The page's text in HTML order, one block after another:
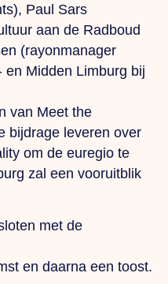
Paul Sars
aan de Radboud
(rayonmanager
en Midden Limburg bij
van Meet the
bijdrage leveren over
om de euregio te
zal een vooruitblik
met de
en daarna een toost.